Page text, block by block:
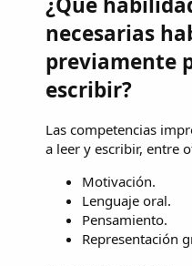
necesarias
previamente
escribir?
Las competencias
a leer y escribir, entre
Motivación.
Lenguaje oral.
Pensamiento.
Representación